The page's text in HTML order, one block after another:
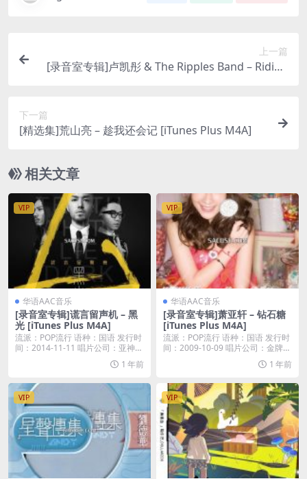
上一篇
[录音室专辑]卢凯彤 & The Ripples Band – Riding
下一篇
[精选集]荒山亮 – 趁我还会记 [iTunes Plus M4A]
相关文章
VIP
华语AAC音乐
[录音室专辑]谎言留声机 – 黑
光 [iTunes Plus M4A]
流派：POP流行 语种：国语 发行时
间：2014-11-11 唱片公司：亚神音
1 年前
VIP
华语AAC音乐
[录音室专辑]萧亚轩 – 钻石糖
[iTunes Plus M4A]
流派：POP流行 语种：国语 发行时
间：2009-10-09 唱片公司：金牌大
1 年前
VIP VIP